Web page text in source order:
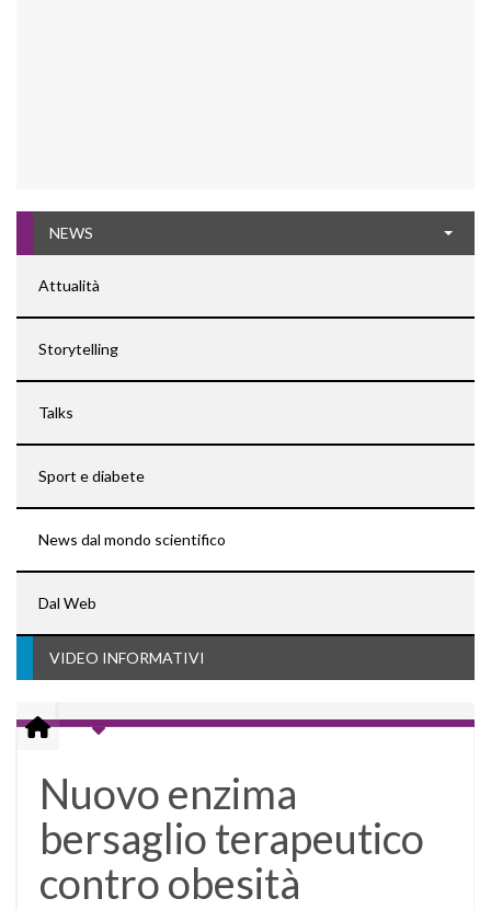
NEWS
Attualità
Storytelling
Talks
Sport e diabete
News dal mondo scientifico
Dal Web
VIDEO INFORMATIVI
Nuovo enzima
bersaglio terapeutico
contro obesità